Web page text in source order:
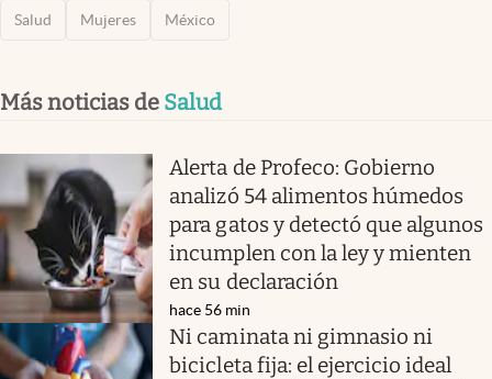
Salud Mujeres México
Más noticias de Salud
Alerta de Profeco: Gobierno
analizó 54 alimentos húmedos
para gatos y detectó que algunos
incumplen con la ley y mienten
en su declaración
hace 56 min
Ni caminata ni gimnasio ni
bicicleta fija: el ejercicio ideal